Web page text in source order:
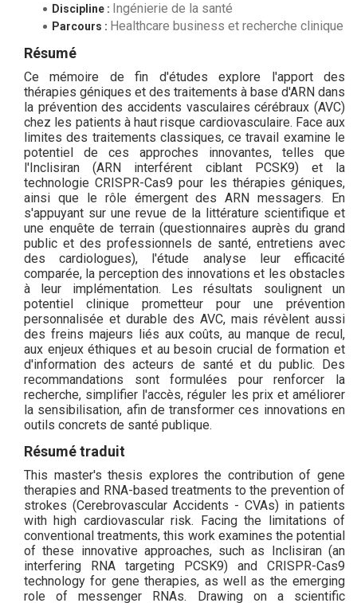
Discipline : Ingénierie de la santé
Parcours : Healthcare business et recherche clinique
Résumé
Ce mémoire de fin d'études explore l'apport des
thérapies géniques et des traitements à base d'ARN dans
la prévention des accidents vasculaires cérébraux (AVC)
chez les patients à haut risque cardiovasculaire. Face aux
limites des traitements classiques, ce travail examine le
potentiel de ces approches innovantes, telles que
l'Inclisiran (ARN interférent ciblant PCSK9) et la
technologie CRISPR-Cas9 pour les thérapies géniques,
ainsi que le rôle émergent des ARN messagers. En
s'appuyant sur une revue de la littérature scientifique et
une enquête de terrain (questionnaires auprès du grand
public et des professionnels de santé, entretiens avec
des cardiologues), l'étude analyse leur efficacité
comparée, la perception des innovations et les obstacles
à leur implémentation. Les résultats soulignent un
potentiel clinique prometteur pour une prévention
personnalisée et durable des AVC, mais révèlent aussi
des freins majeurs liés aux coûts, au manque de recul,
aux enjeux éthiques et au besoin crucial de formation et
d'information des acteurs de santé et du public. Des
recommandations sont formulées pour renforcer la
recherche, simplifier l'accès, réguler les prix et améliorer
la sensibilisation, afin de transformer ces innovations en
outils concrets de santé publique.
Résumé traduit
This master's thesis explores the contribution of gene
therapies and RNA-based treatments to the prevention of
strokes (Cerebrovascular Accidents - CVAs) in patients
with high cardiovascular risk. Facing the limitations of
conventional treatments, this work examines the potential
of these innovative approaches, such as Inclisiran (an
interfering RNA targeting PCSK9) and CRISPR-Cas9
technology for gene therapies, as well as the emerging
role of messenger RNAs. Drawing on a scientific